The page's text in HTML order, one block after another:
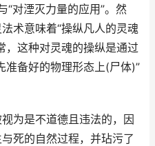
对湮灭力量的应用”。然
术意味着“操纵凡人的灵魂
，这种对灵魂的操纵是通过
准备好的物理形态上(尸体)”
为是不道德且违法的，因
死的自然过程，并玷污了